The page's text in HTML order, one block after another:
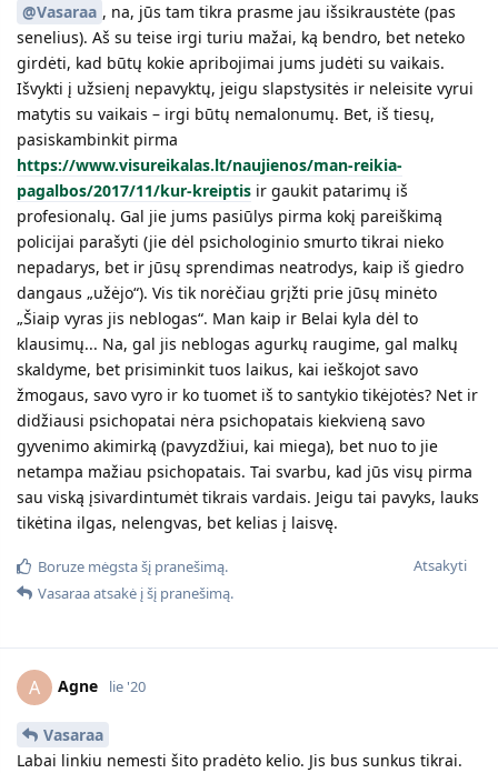
@Vasaraa , na, jūs tam tikra prasme jau išsikraustėte (pas
senelius). Aš su teise irgi turiu mažai, ką bendro, bet neteko
girdėti, kad būtų kokie apribojimai jums judėti su vaikais.
Išvykti į užsienį nepavyktų, jeigu slapstysitės ir neleisite vyrui
matytis su vaikais – irgi būtų nemalonumų. Bet, iš tiesų,
pasiskambinkit pirma
https://www.visureikalas.lt/naujienos/man-reikia-
pagalbos/2017/11/kur-kreiptis ir gaukit patarimų iš
profesionalų. Gal jie jums pasiūlys pirma kokį pareiškimą
policijai parašyti (jie dėl psichologinio smurto tikrai nieko
nepadarys, bet ir jūsų sprendimas neatrodys, kaip iš giedro
dangaus „užėjo“). Vis tik norėčiau grįžti prie jūsų minėto
„Šiaip vyras jis neblogas“. Man kaip ir Belai kyla dėl to
klausimų... Na, gal jis neblogas agurkų raugime, gal malkų
skaldyme, bet prisiminkit tuos laikus, kai ieškojot savo
žmogaus, savo vyro ir ko tuomet iš to santykio tikėjotės? Net ir
didžiausi psichopatai nėra psichopatais kiekvieną savo
gyvenimo akimirką (pavyzdžiui, kai miega), bet nuo to jie
netampa mažiau psichopatais. Tai svarbu, kad jūs visų pirma
sau viską įsivardintumėt tikrais vardais. Jeigu tai pavyks, lauks
tikėtina ilgas, nelengvas, bet kelias į laisvę.
Atsakyti
Boruze mėgsta šį pranešimą.
Vasaraaatsakė į šį pranešimą.
A Agne lie '20
Vasaraa
Labai linkiu nemesti šito pradėto kelio. Jis bus sunkus tikrai.